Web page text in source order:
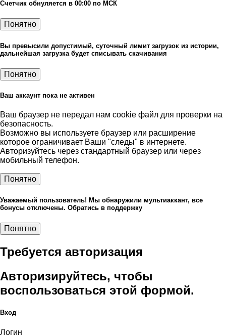
Счетчик обнуляется в 00:00 по МСК
Понятно
Вы превысили допустимый, суточный лимит загрузок из истории,
дальнейшая загрузка будет списывать скачивания
Понятно
Ваш аккаунт пока не активен
Ваш браузер не передал нам cookie файл для проверки на
безопасность.
Возможно вы используете браузер или расширение
которое ограничивает Ваши "следы" в интернете.
Авторизуйтесь через стандартный браузер или через
мобильный телефон.
Понятно
Уважаемый пользователь! Мы обнаружили мультиаккант, все
бонусы отключены. Обратись в поддержку
Понятно
Требуется авторизация
Авторизируйтесь, чтобы
воспользоваться этой формой.
Вход
Логин